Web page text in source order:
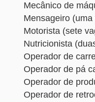
Mecânico de
Mensageiro (uma
Motorista (sete
Nutricionista
Operador de
Operador de pá
Operador de
Operador de